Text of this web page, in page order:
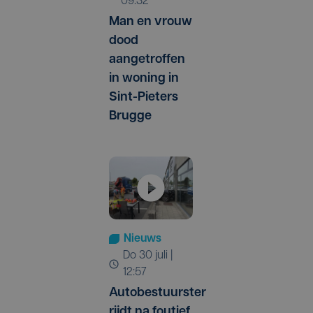
Man en vrouw
dood
aangetroffen
in woning in
Sint-Pieters
Brugge
Nieuws
do 30 juli |
12:57
Autobestuurster